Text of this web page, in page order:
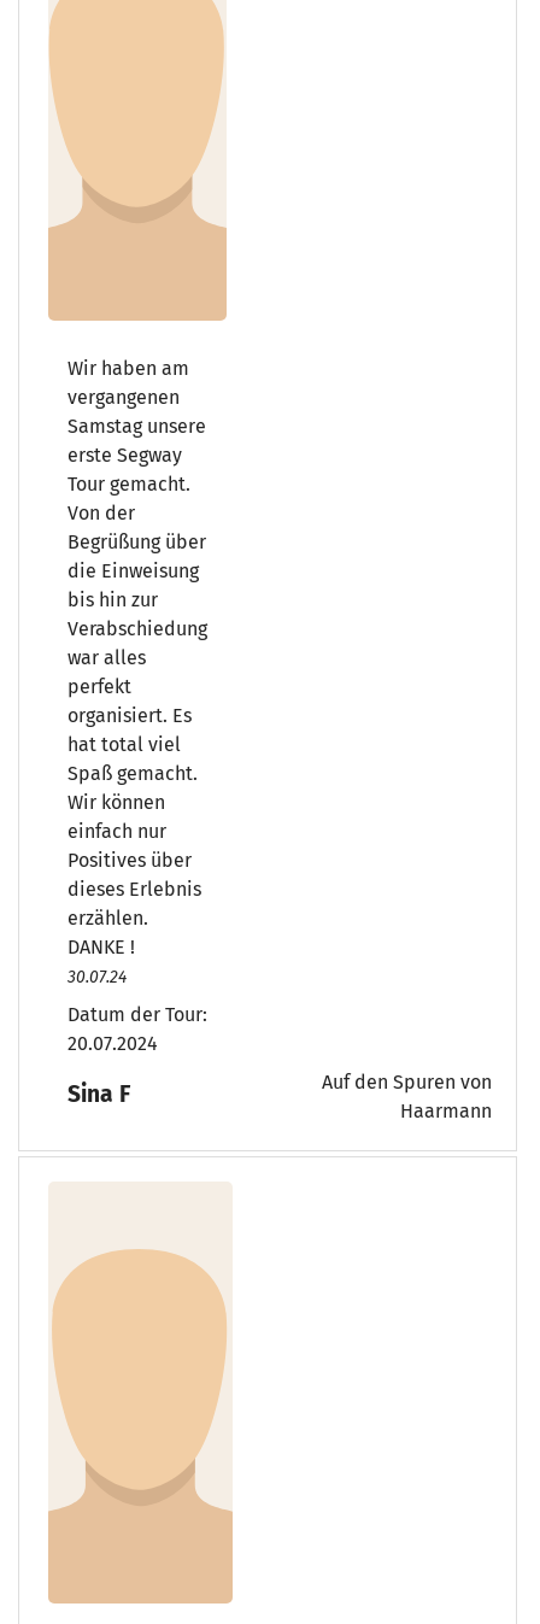
Wir haben am
vergangenen
Samstag unsere
erste Segway
Tour gemacht.
Von der
Begrüßung über
die Einweisung
bis hin zur
Verabschiedung
war alles
perfekt
organisiert. Es
hat total viel
Spaß gemacht.
Wir können
einfach nur
Positives über
dieses Erlebnis
erzählen.
DANKE !
30.07.24
Datum der Tour:
20.07.2024
Sina F
Auf den Spuren von
Haarmann